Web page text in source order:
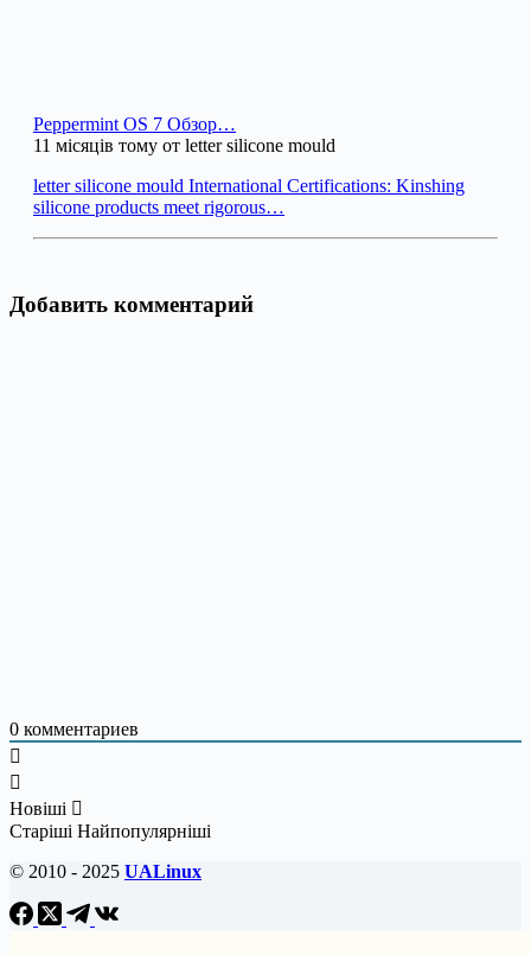
Peppermint OS 7 Обзор…
11 місяців тому от letter silicone mould
letter silicone mould International Certifications: Kinshing
silicone products meet rigorous…
Добавить комментарий
0 комментариев
Новіші
Старіші Найпопулярніші
© 2010 - 2025 UALinux